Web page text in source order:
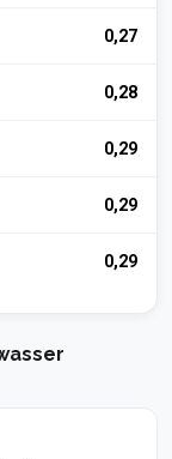
0,27
0,28
0,29
0,29
0,29